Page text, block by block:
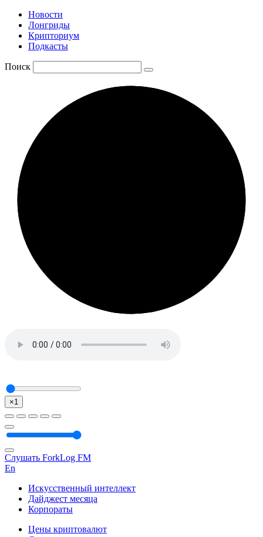
Новости
Лонгриды
Крипториум
Подкасты
Поиск
×1
Слушать ForkLog FM
En
Искусственный интеллект
Дайджест месяца
Корпораты
Цены криптовалют